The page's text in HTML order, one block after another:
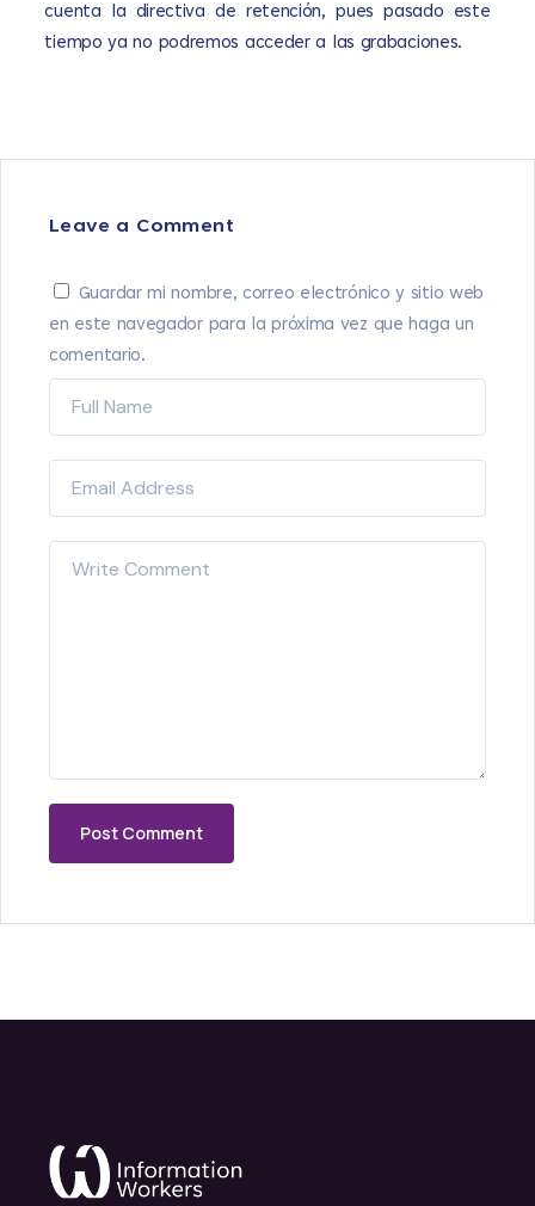
cuenta la directiva de retención, pues pasado este
tiempo ya no podremos acceder a las grabaciones.
Leave a Comment
Guardar mi nombre, correo electrónico y sitio web
en este navegador para la próxima vez que haga un
comentario.